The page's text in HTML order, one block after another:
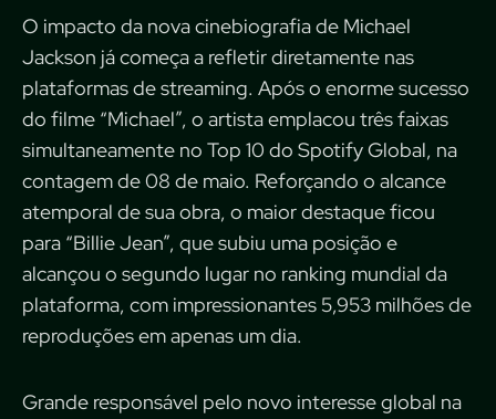
O impacto da nova cinebiografia de Michael
Jackson já começa a refletir diretamente nas
plataformas de streaming. Após o enorme sucesso
do filme “Michael”, o artista emplacou três faixas
simultaneamente no Top 10 do Spotify Global, na
contagem de 08 de maio. Reforçando o alcance
atemporal de sua obra, o maior destaque ficou
para “Billie Jean”, que subiu uma posição e
alcançou o segundo lugar no ranking mundial da
plataforma, com impressionantes 5,953 milhões de
reproduções em apenas um dia.
Grande responsável pelo novo interesse global na